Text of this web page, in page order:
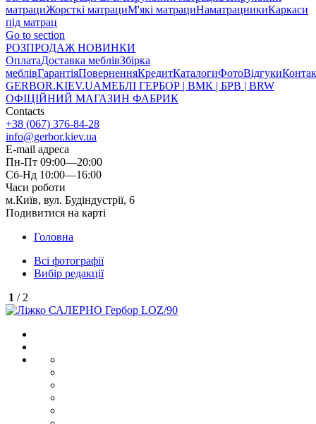
матрациЖорсткі матрациМ'які матрациНаматрацникиКаркаси
під матрац
Go to section
РОЗПРОДАЖ НОВИНКИ
ОплатаДоставка меблівЗбірка
меблівГарантіяПоверненняКредитКаталогиФотоВідгуки
GERBOR.KIEV.UAМЕБЛI ГЕРБОР | ВМК | БРВ | BRW
ОФІЦІЙНИЙ МАГАЗИН ФАБРИК
Contacts
+38 (067) 376-84-28
info@gerbor.kiev.ua
E-mail адреса
Пн-Пт 09:00—20:00
Сб-Нд 10:00—16:00
Часи роботи
м.Київ, вул. Будіндустрії, 6
Подивитися на карті
Головна
Всі фотографії
Вибір редакції
1 / 2